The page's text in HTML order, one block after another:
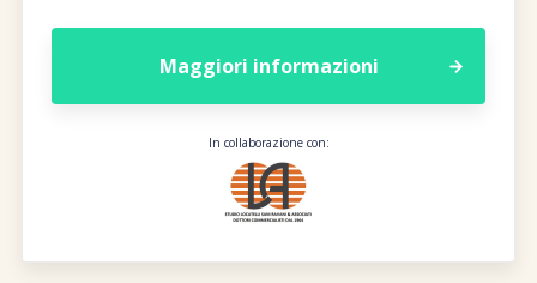
Maggiori informazioni
In collaborazione con: